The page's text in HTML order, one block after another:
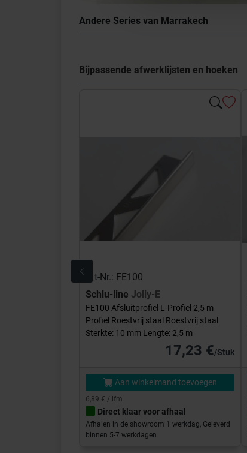
Andere Series van Marrakech
Bijpassende afwerklijsten en hoeken
Art-Nr.: FE100
Schlu-line Jolly-E
FE100 Afsluitprofiel L-Profiel 2,5 m
Profiel Roestvrij staal Roestvrij staal
Sterkte: 10 mm Lengte: 2,5 m
17,23 €/Stuk
Aan winkelmand toevoegen
6,89 € / lfm
Direct klaar voor afhaal
Afhalen in de showroom 1 werkdag, Geleverd
binnen 5-7 werkdagen